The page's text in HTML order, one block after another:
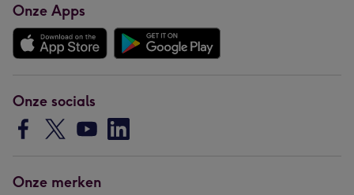
Onze Apps
Onze socials
Onze merken